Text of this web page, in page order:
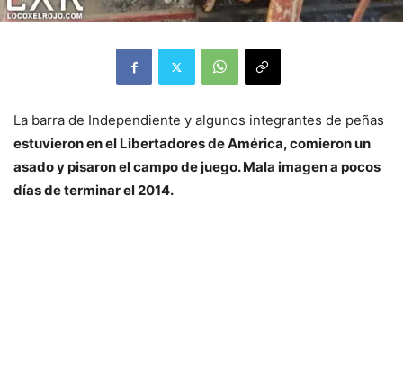
La barra de Independiente y algunos integrantes de peñas
estuvieron en el Libertadores de América, comieron un
asado y pisaron el campo de juego. Mala imagen a pocos
días de terminar el 2014.